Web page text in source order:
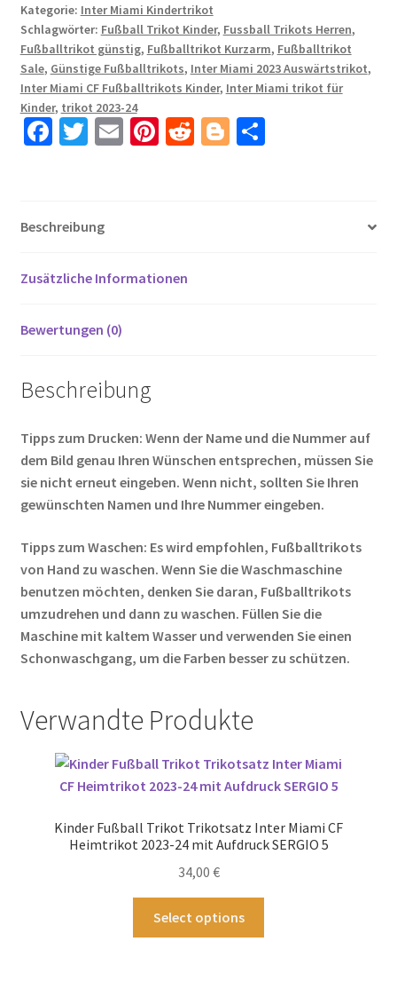
Miami
CF
Auswärtstrikot
2023-
24
mit
Aufdruck
Kategorie: Inter Miami Kindertrikot
Schlagwörter: Fußball Trikot Kinder, Fussball Trikots Herren,
Fußballtrikot günstig, Fußballtrikot Kurzarm, Fußballtrikot
Sale, Günstige Fußballtrikots, Inter Miami 2023 Auswärtstrikot,
Inter Miami CF Fußballtrikots Kinder, Inter Miami trikot für
Kinder, trikot 2023-24
Fa
o
k
T
er
E Pi R Bl T
Beschreibung
Zusätzliche Informationen
Bewertungen (0)
Beschreibung
Tipps zum Drucken: Wenn der Name und die Nummer auf
dem Bild genau Ihren Wünschen entsprechen, müssen Sie
sie nicht erneut eingeben. Wenn nicht, sollten Sie Ihren
gewünschten Namen und Ihre Nummer eingeben.
Tipps zum Waschen: Es wird empfohlen, Fußballtrikots
von Hand zu waschen. Wenn Sie die Waschmaschine
benutzen möchten, denken Sie daran, Fußballtrikots
umzudrehen und dann zu waschen. Füllen Sie die
Maschine mit kaltem Wasser und verwenden Sie einen
Schonwaschgang, um die Farben besser zu schützen.
Verwandte Produkte
Kinder Fußball Trikot Trikotsatz Inter Miami CF
Heimtrikot 2023-24 mit Aufdruck SERGIO 5
34,00 €
Select options